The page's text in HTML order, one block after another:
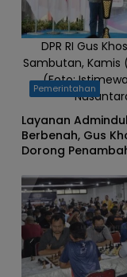
DPR RI Gus
Sambutan,
(Foto:
Pemerintahan
Layanan
Berbenah, Gus
Dorong